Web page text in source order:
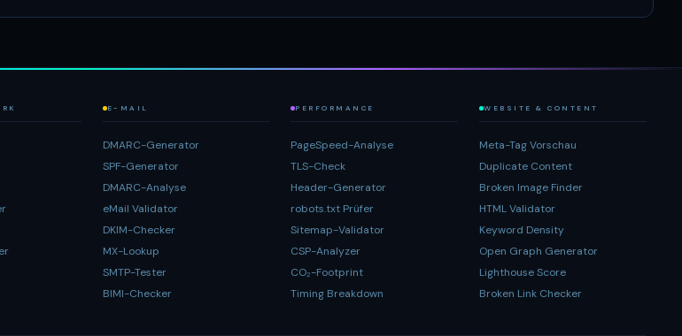
E-MAIL
DMARC-Generator
SPF-Generator
DMARC-Analyse
eMail Validator
DKIM-Checker
MX-Lookup
SMTP-Tester
BIMI-Checker
PERFORMANCE
PageSpeed-Analyse
TLS-Check
Header-Generator
robots.txt Prüfer
Sitemap-Validator
CSP-Analyzer
CO₂-Footprint
Timing Breakdown
WEBSITE & CONTENT
Meta-Tag Vorschau
Duplicate Content
Broken Image Finder
HTML Validator
Keyword Density
Open Graph Generator
Lighthouse Score
Broken Link Checker